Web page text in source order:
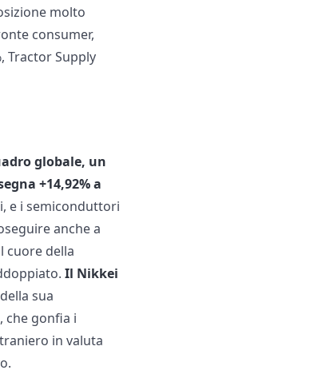
molto
consumer,
Tractor Supply
globale, un
+14,92% a
e i semiconduttori
anche a
cuore della
Il Nikkei
sua
che gonfia i
in valuta